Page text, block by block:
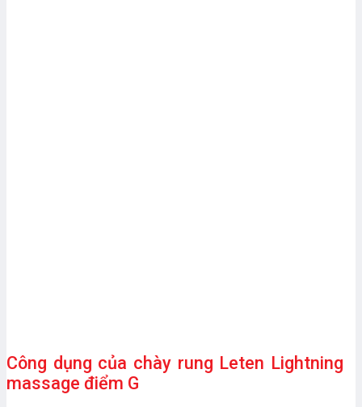
Công dụng của chày rung Leten Lightning
massage điểm G